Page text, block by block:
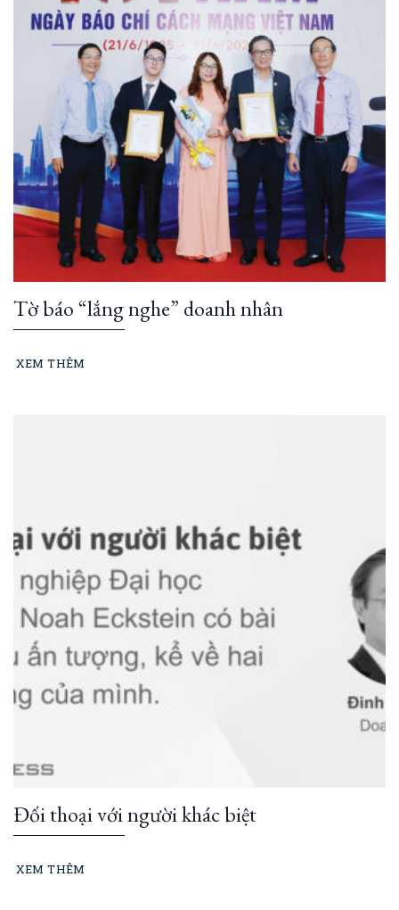
Tờ báo “lắng nghe” doanh nhân
XEM THÊM
Đối thoại với người khác biệt
XEM THÊM